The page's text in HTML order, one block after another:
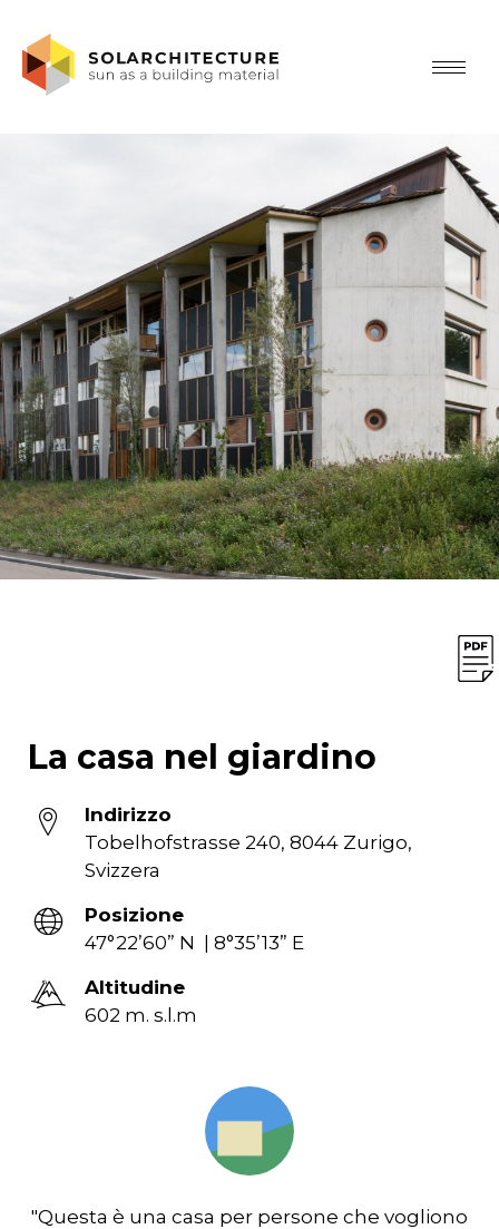
La casa nel giardino
Indirizzo
Tobelhofstrasse 240, 8044 Zurigo,
Svizzera
Posizione
47°22’60” N | 8°35’13” E
Altitudine
602 m. s.l.m
"Questa è una casa per persone che vogliono